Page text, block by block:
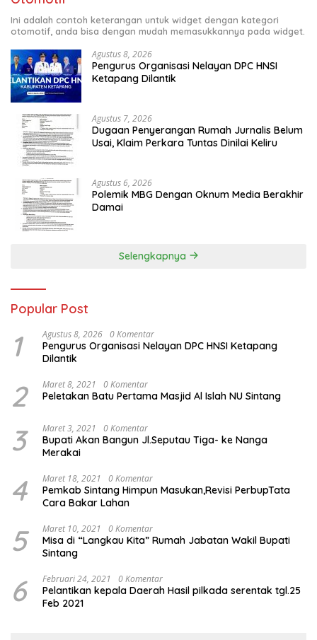
Ini adalah contoh keterangan untuk widget dengan kategori
otomotif, anda bisa dengan mudah memasukkannya pada widget.
Agustus 8, 2026
Pengurus Organisasi Nelayan DPC HNSI
Ketapang Dilantik
Agustus 7, 2026
Dugaan Penyerangan Rumah Jurnalis Belum
Usai, Klaim Perkara Tuntas Dinilai Keliru
Agustus 6, 2026
Polemik MBG Dengan Oknum Media Berakhir
Damai
Selengkapnya
Popular Post
1 Agustus 8, 2026 0 Komentar
Pengurus Organisasi Nelayan DPC HNSI Ketapang
Dilantik
2 Maret 8, 2021 0 Komentar
Peletakan Batu Pertama Masjid Al Islah NU Sintang
3 Maret 3, 2021 0 Komentar
Bupati Akan Bangun Jl.Seputau Tiga- ke Nanga
Merakai
4 Maret 18, 2021 0 Komentar
Pemkab Sintang Himpun Masukan,Revisi PerbupTata
Cara Bakar Lahan
5 Maret 10, 2021 0 Komentar
Misa di “Langkau Kita” Rumah Jabatan Wakil Bupati
Sintang
6 Februari 24, 2021 0 Komentar
Pelantikan kepala Daerah Hasil pilkada serentak tgl.25
Feb 2021